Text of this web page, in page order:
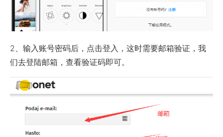
2、输入账号密码后，点击登入，这时需要邮箱验证，我
们去登陆邮箱，查看验证码即可。